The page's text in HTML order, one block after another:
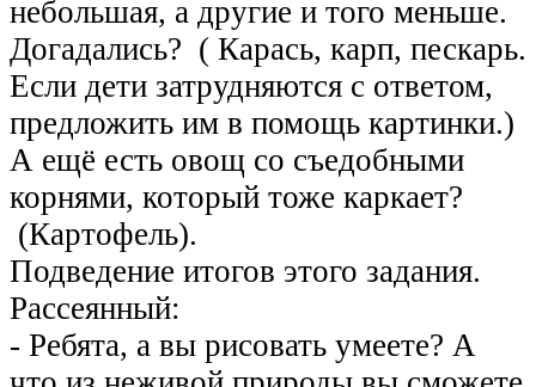
небольшая, а другие и того меньше.
Догадались? ( Карась, карп, пескарь.
Если дети затрудняются с ответом,
предложить им в помощь картинки.)
А ещё есть овощ со съедобными
корнями, который тоже каркает?
(Картофель).
Подведение итогов этого задания.
Рассеянный:
- Ребята, а вы рисовать умеете? А